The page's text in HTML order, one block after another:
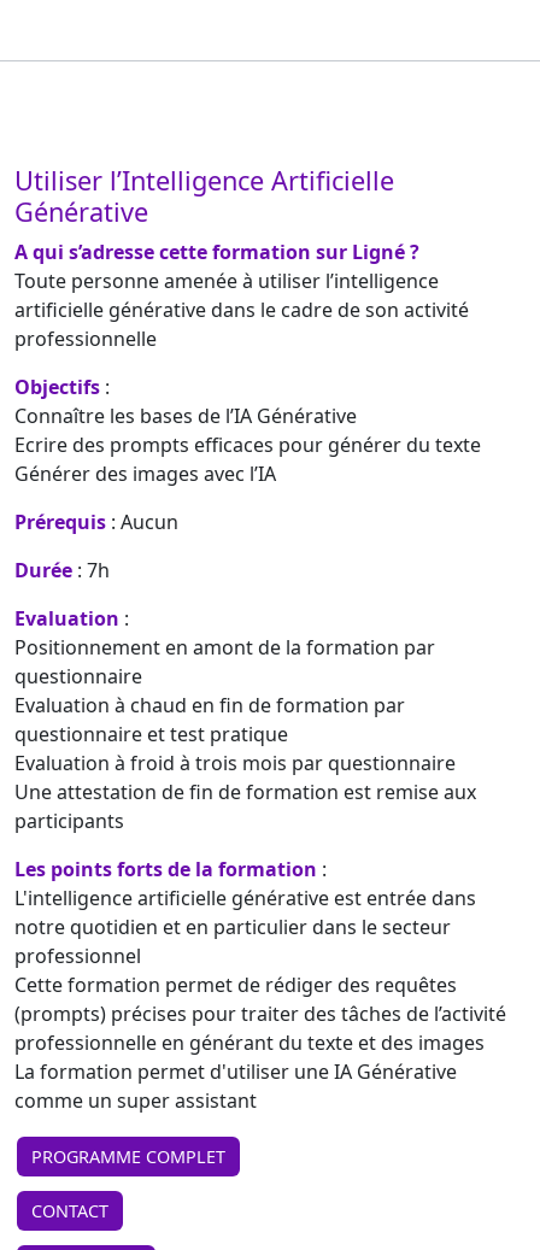
Utiliser l’Intelligence Artificielle
Générative
A qui s’adresse cette formation sur Ligné ?
Toute personne amenée à utiliser l’intelligence
artificielle générative dans le cadre de son activité
professionnelle
Objectifs :
Connaître les bases de l’IA Générative
Ecrire des prompts efficaces pour générer du texte
Générer des images avec l’IA
Prérequis : Aucun
Durée : 7h
Evaluation :
Positionnement en amont de la formation par
questionnaire
Evaluation à chaud en fin de formation par
questionnaire et test pratique
Evaluation à froid à trois mois par questionnaire
Une attestation de fin de formation est remise aux
participants
Les points forts de la formation :
L'intelligence artificielle générative est entrée dans
notre quotidien et en particulier dans le secteur
professionnel
Cette formation permet de rédiger des requêtes
(prompts) précises pour traiter des tâches de l’activité
professionnelle en générant du texte et des images
La formation permet d'utiliser une IA Générative
comme un super assistant
PROGRAMME COMPLET
CONTACT